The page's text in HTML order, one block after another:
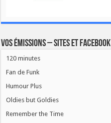
Vos émissions – Sites et Facebook
120 minutes
Fan de Funk
Humour Plus
Oldies but Goldies
Remember the Time